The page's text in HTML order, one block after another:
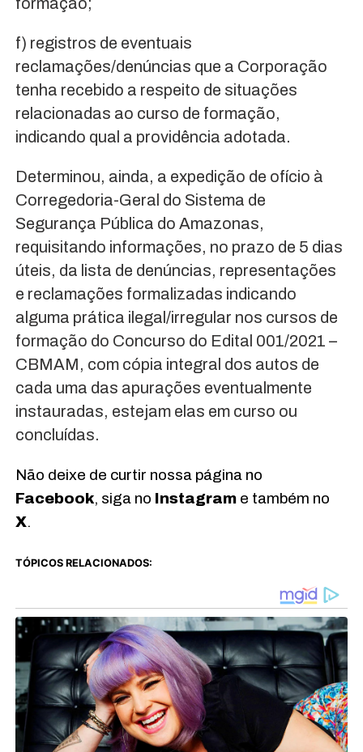
f) registros de eventuais
reclamações/denúncias que a Corporação
tenha recebido a respeito de situações
relacionadas ao curso de formação,
indicando qual a providência adotada.
Determinou, ainda, a expedição de ofício à
Corregedoria-Geral do Sistema de
Segurança Pública do Amazonas,
requisitando informações, no prazo de 5 dias
úteis, da lista de denúncias, representações
e reclamações formalizadas indicando
alguma prática ilegal/irregular nos cursos de
formação do Concurso do Edital 001/2021 –
CBMAM, com cópia integral dos autos de
cada uma das apurações eventualmente
instauradas, estejam elas em curso ou
concluídas.
Não deixe de curtir nossa página no
Facebook, siga no Instagrame também no
X.
TÓPICOS RELACIONADOS: